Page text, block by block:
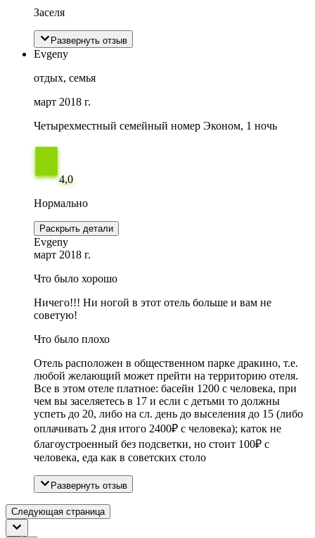
Заселя
Развернуть отзыв
Evgeny
отдых, семья
март 2018 г.
Четырехместный семейный номер Эконом, 1 ночь
4,0
Нормально
Раскрыть детали
Evgeny
март 2018 г.
Что было хорошо
Ничего!!! Ни ногой в этот отель больше и вам не
советую!
Что было плохо
Отель расположен в общественном парке дракино, т.е.
любой желающий может прейти на территорию отеля.
Все в этом отеле платное: басейн 1200 с человека, при
чем вы заселяетесь в 17 и если с детьми то должны
успеть до 20, либо на сл. день до выселения до 15 (либо
оплачивать 2 дня итого 2400₽ с человека); каток не
благоустроенный без подсветки, но стоит 100₽ с
человека, еда как в советских столо
Развернуть отзыв
Следующая страница